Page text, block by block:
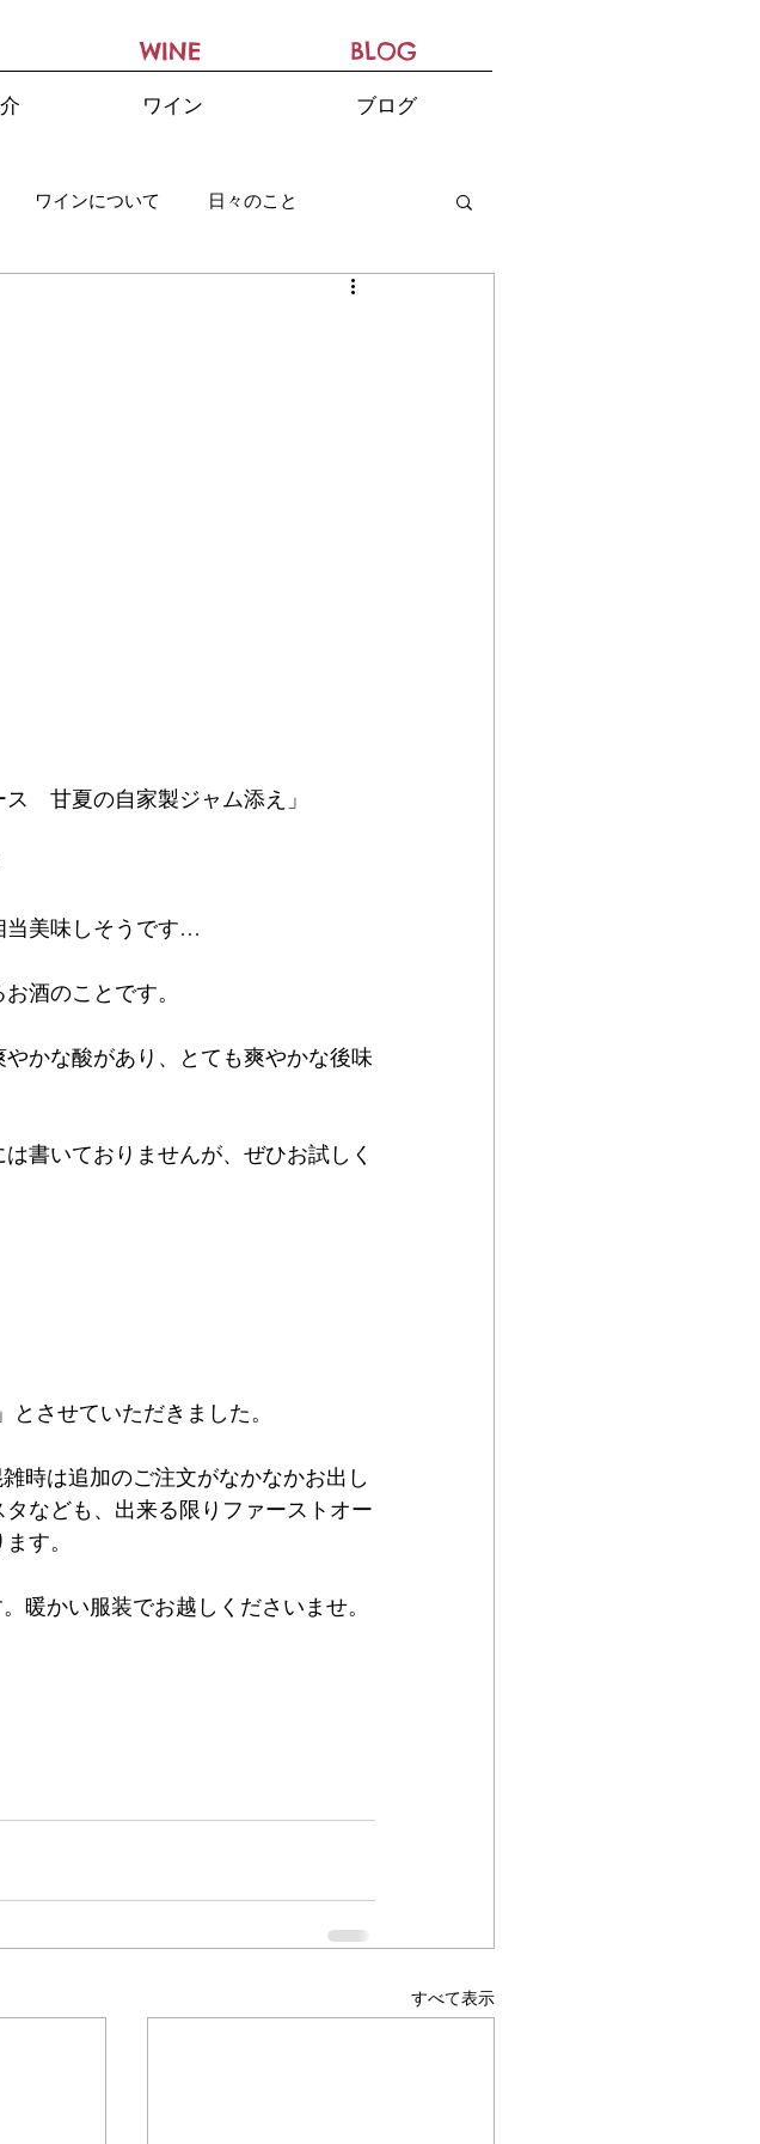
WINE BLOG
ワイン ブログ
ワインについて 日々のこと
　甘夏の自家製ジャム添え」
当美味しそうです…
酒のことです。
かな酸があり、とても爽やかな後味
書いておりませんが、ぜひお試しく
させていただきました。
時は追加のご注文がなかなかお出し
なども、出来る限りファーストオー
す。
暖かい服装でお越しくださいませ。
すべて表示